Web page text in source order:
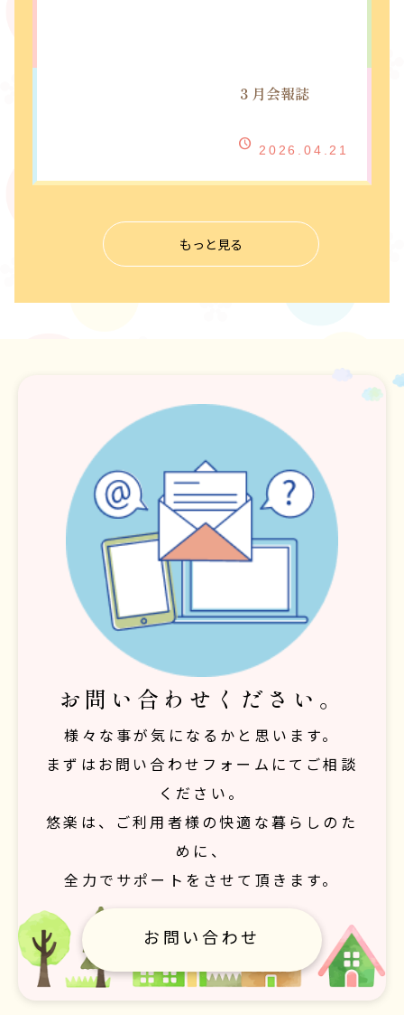
３月会報誌
2026.04.21
もっと見る
お問い合わせください。
様々な事が気になるかと思います。
まずはお問い合わせフォームにてご相談
ください。
悠楽は、ご利用者様の快適な暮らしのた
めに、
全力でサポートをさせて頂きます。
お問い合わせ